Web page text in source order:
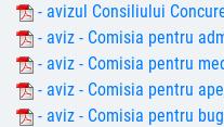
- avizul Consiliului
- aviz - Comisia pentru
- aviz - Comisia pentru
- aviz - Comisia pentru
- aviz - Comisia pentru